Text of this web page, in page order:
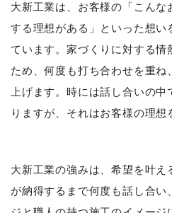
大新工業は、お客様の「こん
する理想がある」といった想い
ています。家づくりに対する情
ため、何度も打ち合わせを重ね
上げます。時には話し合いの
りますが、それはお客様の理想
大新工業の強みは、希望を叶え
が納得するまで何度も話し合い